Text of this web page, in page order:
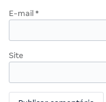
E-mail *
Site